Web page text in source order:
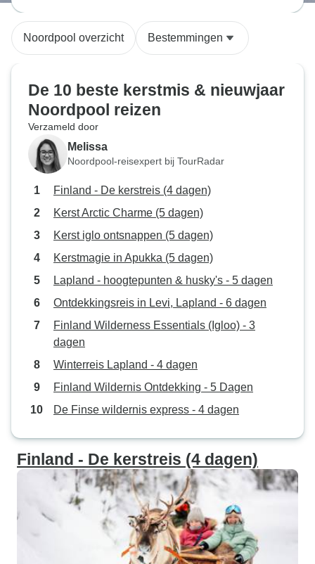
Noordpool overzicht Bestemmingen
De 10 beste kerstmis & nieuwjaar
Noordpool reizen
Verzameld door
Melissa
Noordpool-reisexpert bij TourRadar
Finland - De kerstreis (4 dagen)
Kerst Arctic Charme (5 dagen)
Kerst iglo ontsnappen (5 dagen)
Kerstmagie in Apukka (5 dagen)
Lapland - hoogtepunten & husky's - 5 dagen
Ontdekkingsreis in Levi, Lapland - 6 dagen
Finland Wilderness Essentials (Igloo) - 3
dagen
Winterreis Lapland - 4 dagen
Finland Wildernis Ontdekking - 5 Dagen
De Finse wildernis express - 4 dagen
Finland - De kerstreis (4 dagen)